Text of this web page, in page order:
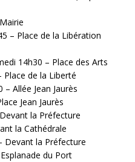
– Place de la Libération
14h30 – Place des Arts
Place de la Liberté
– Allée Jean Jaurès
Jean Jaurès
la Préfecture
la Cathédrale
Devant la Préfecture
du Port